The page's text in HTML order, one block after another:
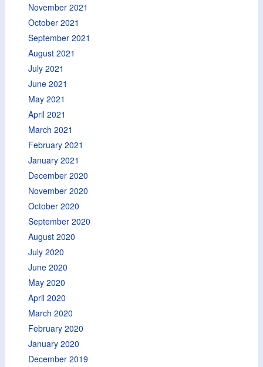
November 2021
October 2021
September 2021
August 2021
July 2021
June 2021
May 2021
April 2021
March 2021
February 2021
January 2021
December 2020
November 2020
October 2020
September 2020
August 2020
July 2020
June 2020
May 2020
April 2020
March 2020
February 2020
January 2020
December 2019